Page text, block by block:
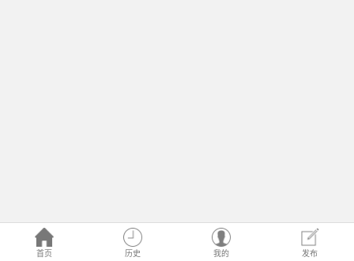
首页 历史 我的 发布